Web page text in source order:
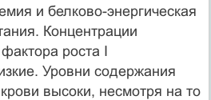
и белково-энергическая
Концентрации
роста I
Уровни содержания
высоки, несмотря на то